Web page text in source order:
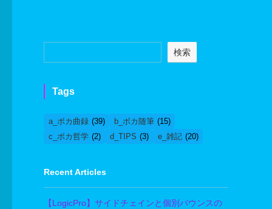
検索
Tags
a_ボカ曲録 (39) b_ボカ随筆 (15)
c_ボカ哲学 (2) d_TIPS (3) e_雑記 (20)
Recent Articles
【LogicPro】サイドチェインと個別バウンスの